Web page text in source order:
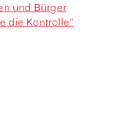
und Bürger
die Kontrolle"